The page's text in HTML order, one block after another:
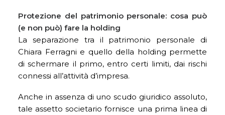
Protezione del patrimonio personale: cosa può
(e non può) fare la holding
La separazione tra il patrimonio personale di
Chiara Ferragni e quello della holding permette
di schermare il primo, entro certi limiti, dai rischi
connessi all’attività d’impresa.
Anche in assenza di uno scudo giuridico assoluto,
tale assetto societario fornisce una prima linea di